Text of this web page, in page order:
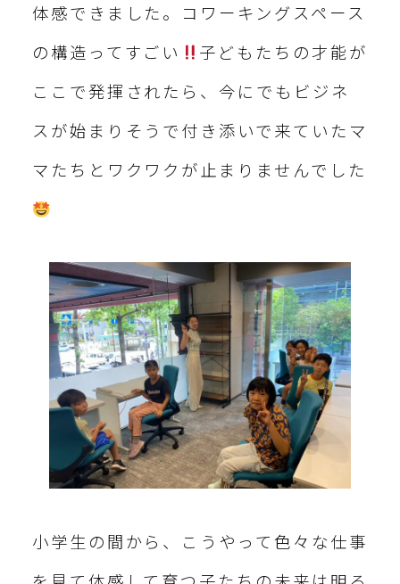
体感できました。コワーキングスペース
の構造ってすごい
子どもたちの才能が
ここで発揮されたら、今にでもビジネ
スが始まりそうで付き添いで来ていたマ
マたちとワクワクが止まりませんでした
小学生の間から、こうやって色々な仕事